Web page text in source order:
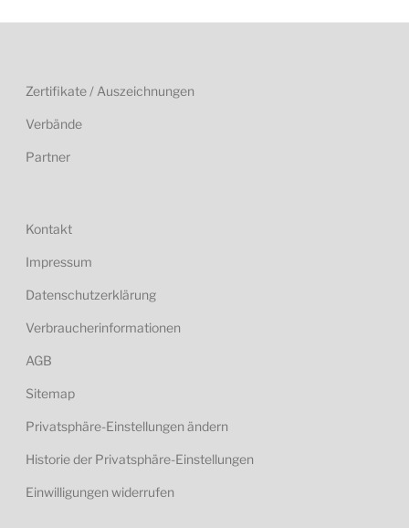
Zertifikate / Auszeichnungen
Verbände
Partner
Kontakt
Impressum
Datenschutzerklärung
Verbraucherinformationen
AGB
Sitemap
Privatsphäre-Einstellungen ändern
Historie der Privatsphäre-Einstellungen
Einwilligungen widerrufen